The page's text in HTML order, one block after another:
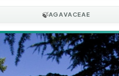
🍃AGAVACEAE